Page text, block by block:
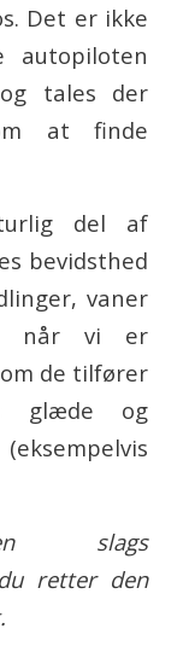
Det er ikke
tales der
at finde
del af
bevidsthed
vaner
når vi er
de tilfører
glæde og
slags
retter den